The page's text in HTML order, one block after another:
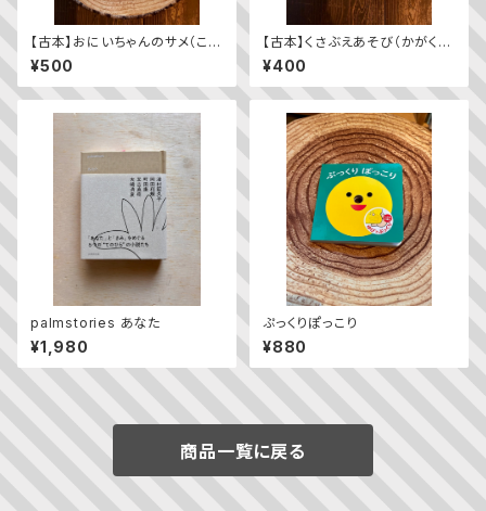
【古本】おにいちゃんのサメ（こど
ものとも年中向き 2014年8月
号）
¥500
【古本】くさぶえあそび（かがくの
とも 2024年4月号）
¥400
palmstories あなた
¥1,980
ぷっくりぽっこり
¥880
商品一覧に戻る